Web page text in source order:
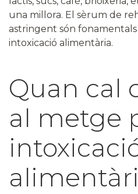
una millora. El sèrum de
astringent són fonamentals
intoxicació alimentària.
Quan cal
al metge